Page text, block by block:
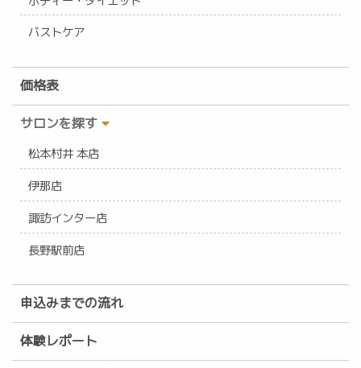
バストケア
価格表
サロンを探す
松本村井 本店
伊那店
諏訪インター店
長野駅前店
申込みまでの流れ
体験レポート